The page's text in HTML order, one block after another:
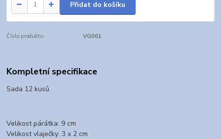
Přidat do košíku
Číslo produktu: VG001
Kompletní specifikace
Sada 12 kusů.
Velikost párátka: 9 cm
Velikost vlaječky: 3 x 2 cm